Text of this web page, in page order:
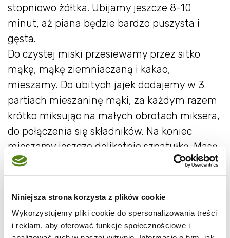
Niniejsza strona korzysta z plików cookie
Wykorzystujemy pliki cookie do spersonalizowania treści
i reklam, aby oferować funkcje społecznościowe i
stopniowo żółtka. Ubijamy jeszcze 8-10
minut, aż piana będzie bardzo puszysta i
gęsta.
Do czystej miski przesiewamy przez sitko
mąkę, mąkę ziemniaczaną i kakao,
mieszamy. Do ubitych jajek dodajemy w 3
partiach mieszaninę mąki, za każdym razem
krótko miksując na małych obrotach miksera,
do połączenia się składników. Na koniec
mieszamy jeszcze delikatnie szpatułką. Masę
przelewamy do przygotowanej tortownicy,
wkładamy do piekarnika, zmniejszamy temp.
do 165 st. C i pieczemy 35 minut. Po tym
czasie wyjmujemy foremkę z biszkoptem z
piekarnika i z wysokości 40 cm upuszczamy